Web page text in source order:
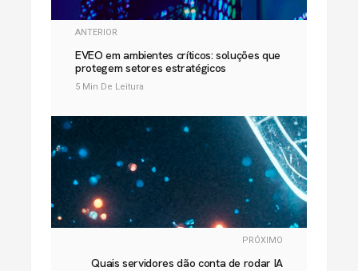
ANTERIOR
EVEO em ambientes críticos: soluções que
protegem setores estratégicos
5 Min De Leitura
PRÓXIMO
Quais servidores dão conta de rodar IA